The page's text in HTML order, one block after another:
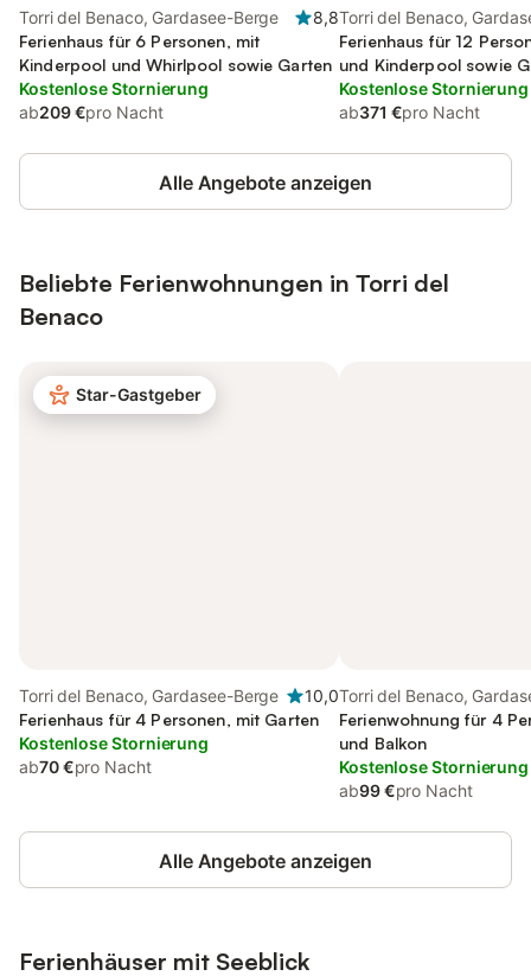
Torri del Benaco, Gardasee-Berge
8,8
Ferienhaus für 6 Personen, mit
Kinderpool und Whirlpool sowie Garten
Kostenlose Stornierung
ab209 €pro Nacht
Torri del Benaco,
Ferienhaus für 12
und Kinderpool sowie
Kostenlose Stornierung
ab371 €pro Nacht
Alle Angebote anzeigen
Beliebte Ferienwohnungen in Torri del
Benaco
Star-Gastgeber
Torri del Benaco, Gardasee-Berge
10,0
Ferienhaus für 4 Personen, mit Garten
Kostenlose Stornierung
ab70 €pro Nacht
Torri del Benaco,
Ferienwohnung für 4
und Balkon
Kostenlose Stornierung
ab99 €pro Nacht
Alle Angebote anzeigen
Ferienhäuser mit Seeblick